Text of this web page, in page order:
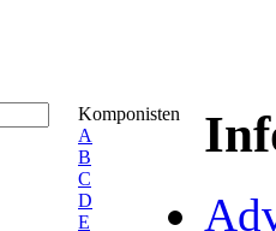
Komponisten
A
B
C
D
E